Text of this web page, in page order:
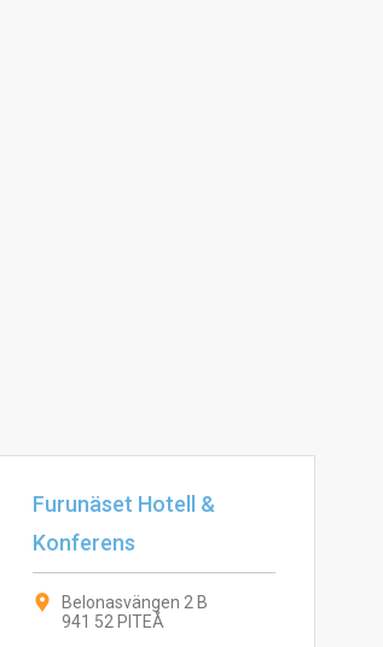
Furunäset Hotell &
Konferens
Belonasvängen 2 B
941 52 PITEÅ